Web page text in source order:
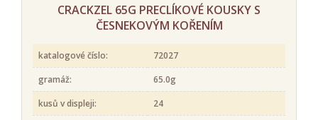
CRACKZEL 65G PRECLÍKOVÉ KOUSKY S
ČESNEKOVÝM KOŘENÍM
katalogové číslo:
72027
gramáž:
65.0g
kusů v displeji:
24